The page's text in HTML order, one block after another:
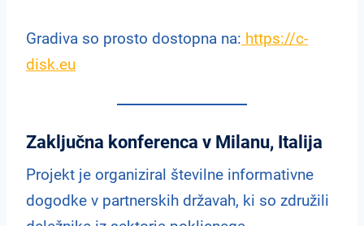
Gradiva so prosto dostopna na: https://c-
disk.eu
Zaključna konferenca v Milanu, Italija
Projekt je organiziral številne informativne
dogodke v partnerskih državah, ki so združili